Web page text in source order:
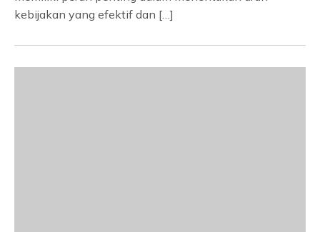
kebijakan yang efektif dan […]